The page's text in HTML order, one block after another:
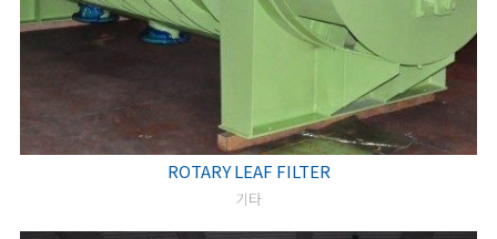
ROTARY LEAF FILTER
기타